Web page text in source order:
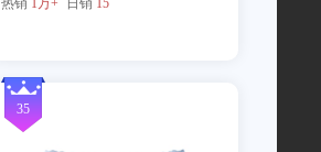
热销 1万+ 日销 15
35